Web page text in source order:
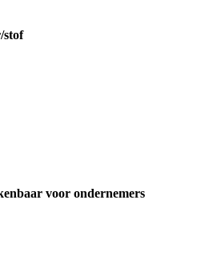
stof
voor ondernemers